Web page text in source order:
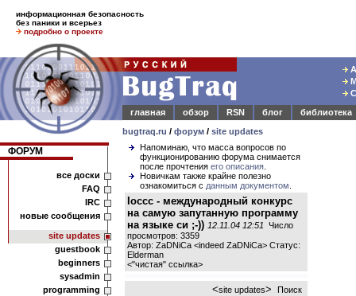
информационная безопасность
без паники и всерьез
подробно о проекте
главная
обзор RSN блог
библиотека
bugtraq.ru / форум / site updates
ФОРУМ
все доски
FAQ
IRC
новые сообщения
site updates
guestbook
beginners
sysadmin
programming
Напоминаю, что масса вопросов по
функционированию форума снимается
после прочтения его описания
Новичкам также крайне полезно
ознакомиться с данным документом
Ioccc - международный конкурс
на самую запутанную программу
на языке си ;-)) 12.11.04 12:51 Число
просмотров: 3359
Автор: ZaDNiCa <indeed ZaDNiCa> Статус:
Elderman
<"чистая" ссылка>
<site updates> Поиск